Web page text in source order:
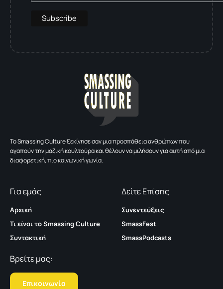
To Smassing Culture ξεκίνησε σαν μια προσπάθεια ανθρώπων που
αγαπούν την μαζική κουλτούρα και θέλουν να μιλήσουν για αυτή από μια
διαφορετική, πιο κοινωνική γωνία.
Για εμάς
Αρχική
Τι είναι το Smassing Culture
Συντακτική
Δείτε Επίσης
Συνεντεύξεις
SmassFest
SmassPodcasts
Βρείτε μας:
Επικοινωνία